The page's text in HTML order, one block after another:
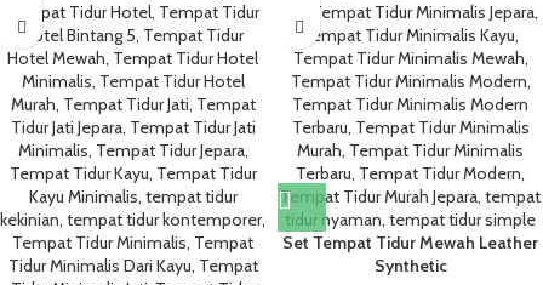
Set Tempat Tidur Mewah Leather
Synthetic